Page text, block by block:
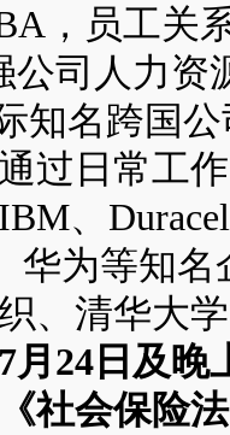
，员工关
公司人力
知名跨国
过日常工
、
华为等知
、清华大
7月24日及晚
社会保险